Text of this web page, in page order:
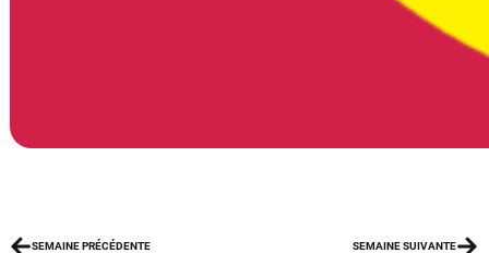
SEMAINE PRÉCÉDENTE SEMAINE SUIVANTE